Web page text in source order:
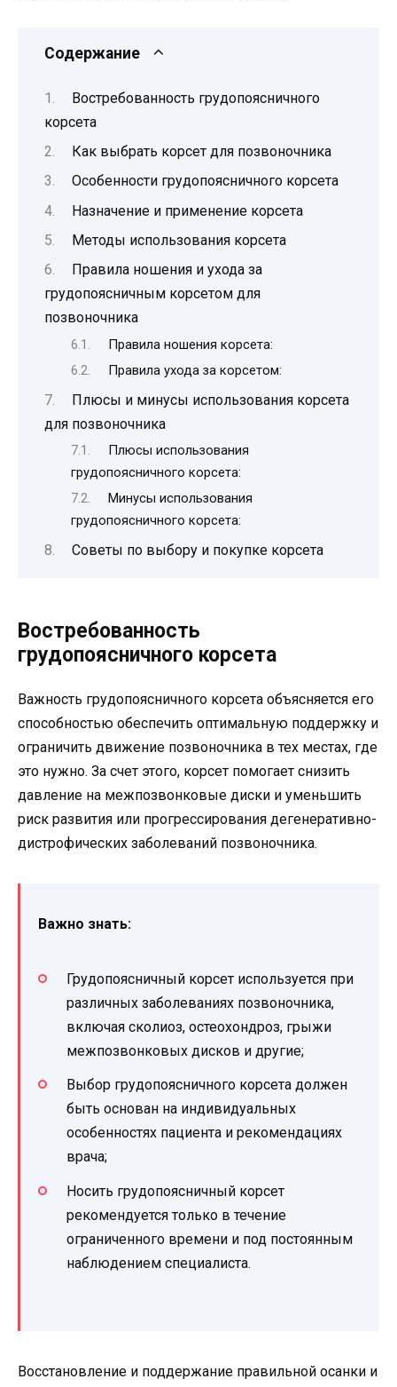
Содержание
Востребованность грудопоясничного
корсета
Как выбрать корсет для позвоночника
Особенности грудопоясничного корсета
Назначение и применение корсета
Методы использования корсета
Правила ношения и ухода за
грудопоясничным корсетом для
позвоночника
Правила ношения корсета:
Правила ухода за корсетом:
Плюсы и минусы использования корсета
для позвоночника
Плюсы использования
грудопоясничного корсета:
Минусы использования
грудопоясничного корсета:
Советы по выбору и покупке корсета
Востребованность
грудопоясничного корсета
Важность грудопоясничного корсета объясняется его
способностью обеспечить оптимальную поддержку и
ограничить движение позвоночника в тех местах, где
это нужно. За счет этого, корсет помогает снизить
давление на межпозвонковые диски и уменьшить
риск развития или прогрессирования дегенеративно-
дистрофических заболеваний позвоночника.
Важно знать:
Грудопоясничный корсет используется при
различных заболеваниях позвоночника,
включая сколиоз, остеохондроз, грыжи
межпозвонковых дисков и другие;
Выбор грудопоясничного корсета должен
быть основан на индивидуальных
особенностях пациента и рекомендациях
врача;
Носить грудопоясничный корсет
рекомендуется только в течение
ограниченного времени и под постоянным
наблюдением специалиста.
Восстановление и поддержание правильной осанки и